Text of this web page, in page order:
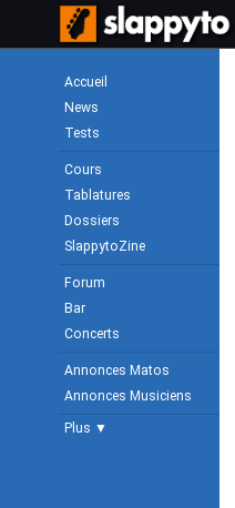
Accueil
News
Tests
Cours
Tablatures
Dossiers
SlappytoZine
Forum
Bar
Concerts
Annonces Matos
Annonces Musiciens
Plus ▼